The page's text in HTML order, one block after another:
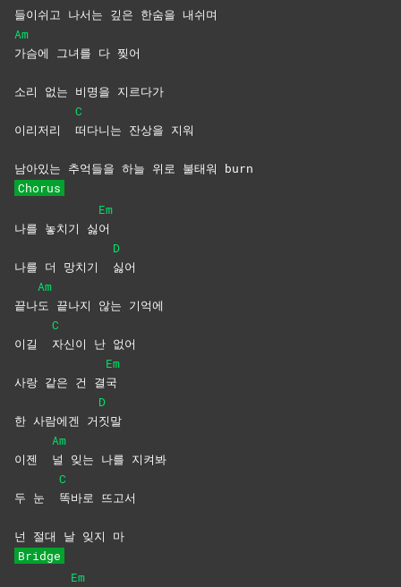
들이쉬고 나서는 깊은 한숨을 내쉬며
Am
가슴에 그녀를 다 찢어
소리 없는 비명을 지르다가
이리저리
C
떠다니는 잔상을 지워
남아있는 추억들을 하늘 위로 불태워 burn
Chorus
나를 놓치기 싫
Em
어
나를 더 망치기
D
싫어
끝나
Am
도 끝나지 않는 기억에
이길
C
자신이 난 없어
사랑 같은 건 결
Em
국
한 사람에겐 거
D
짓말
이젠
Am
널 잊는 나를 지켜봐
두 눈
C
똑바로 뜨고서
넌 절대 날 잊지 마
Bridge
Em